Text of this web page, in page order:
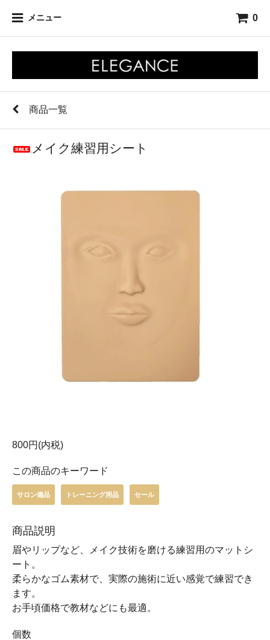
メニュー 0
商品一覧
メイク練習用シート
800円(内税)
この商品のキーワード
サロン備品 トレーニング用品 セール
商品説明
眉やリップなど、メイク技術を磨ける練習用のマットシ
ート。
柔らかなゴム素材で、実際の施術に近い感覚で練習でき
ます。
お手頃価格で教材などにも最適。
個数